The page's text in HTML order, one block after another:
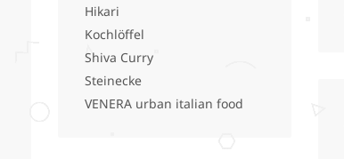
Hikari
Kochlöffel
Shiva Curry
Steinecke
VENERA urban italian food